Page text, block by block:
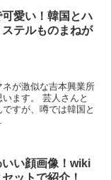
愛い！韓国とハ
テルものまねが
が激似な吉本興業所
ます。 芸人さんと
すが、噂では韓国と
い顔画像！wiki
ットで紹介！